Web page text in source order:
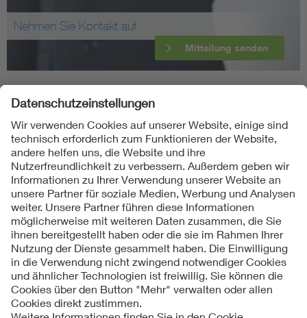
Nehmen Sie Kontakt auf
Mitteilung senden
Folgen Sie uns
Kontakt
Impressum
Datenschutzinformationen